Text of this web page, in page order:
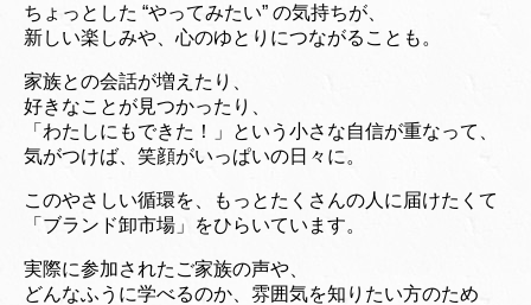
ちょっとした “やってみたい” の気持ちが、
新しい楽しみや、心のゆとりにつながることも。
家族との会話が増えたり、
好きなことが見つかったり、
「わたしにもできた！」という小さな自信が重なって、
気がつけば、笑顔がいっぱいの日々に。
このやさしい循環を、もっとたくさんの人に届けたくて
「ブランド卸市場」をひらいています。
実際に参加されたご家族の声や、
どんなふうに学べるのか、雰囲気を知りたい方のため